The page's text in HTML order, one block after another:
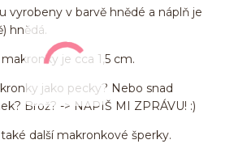
vyrobeny v barvě hnědé a náplň je
hnědá.
je cca 1,5 cm.
jako pecky? Nebo snad
Brož? -> NAPIŠ MI ZPRÁVU! :)
další makronkové šperky.